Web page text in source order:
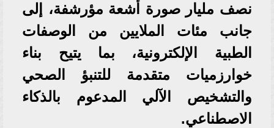
نصف مليار صورة أشعة مؤرشفة، إلى
جانب مئات الملايين من الوصفات
الطبية الإلكترونية، بما يتيح بناء
خوارزميات متقدمة للتنبؤ الصحي
والتشخيص الآلي المدعوم بالذكاء
الاصطناعي.